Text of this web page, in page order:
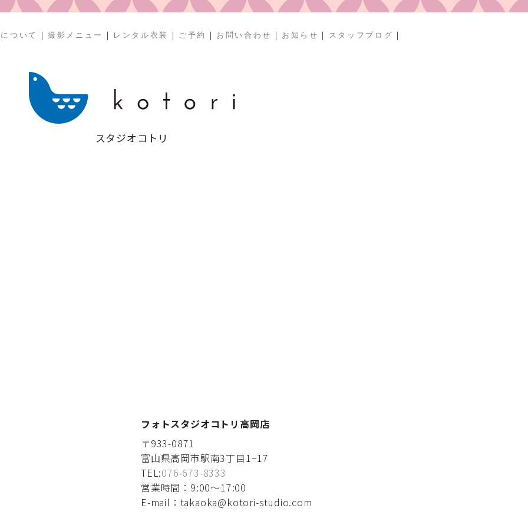
ついて | 撮影メニュー | レンタル衣装 | ご予約 | お問い合わせ | お知らせ | スタッフブログ |
スタジオコトリ
フォトスタジオコトリ高岡店
〒933-0871
富山県高岡市駅南3丁目1−17
TEL:076-673-8333
営業時間：9:00〜17:00
E-mail：takaoka@kotori-studio.com